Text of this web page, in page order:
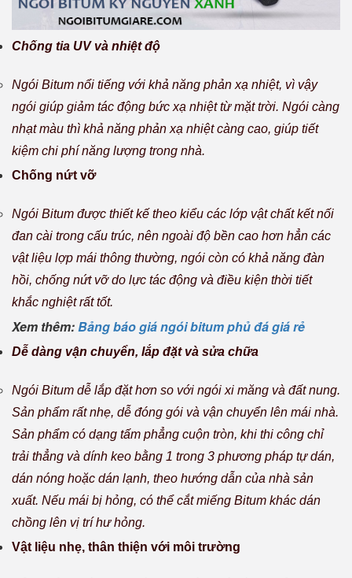
Chống tia UV và nhiệt độ
Ngói Bitum nổi tiếng với khả năng phản xạ nhiệt, vì vậy
ngói giúp giảm tác động bức xạ nhiệt từ mặt trời. Ngói càng
nhạt màu thì khả năng phản xạ nhiệt càng cao, giúp tiết
kiệm chi phí năng lượng trong nhà.
Chống nứt vỡ
Ngói Bitum được thiết kế theo kiểu các lớp vật chất kết nối
đan cài trong cấu trúc, nên ngoài độ bền cao hơn hẳn các
vật liệu lợp mái thông thường, ngói còn có khả năng đàn
hồi, chống nứt vỡ do lực tác động và điều kiện thời tiết
khắc nghiệt rất tốt.
Xem thêm:Bảng báo giá ngói bitum phủ đá giá rẻ
Dễ dàng vận chuyển, lắp đặt và sửa chữa
Ngói Bitum dễ lắp đặt hơn so với ngói xi măng và đất nung.
Sản phẩm rất nhẹ, dễ đóng gói và vận chuyển lên mái nhà.
Sản phẩm có dạng tấm phẳng cuộn tròn, khi thi công chỉ
trải thẳng và dính keo bằng 1 trong 3 phương pháp tự dán,
dán nóng hoặc dán lạnh, theo hướng dẫn của nhà sản
xuất. Nếu mái bị hỏng, có thể cắt miếng Bitum khác dán
chồng lên vị trí hư hỏng.
Vật liệu nhẹ, thân thiện với môi trường